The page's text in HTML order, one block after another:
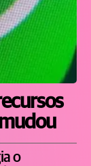
o